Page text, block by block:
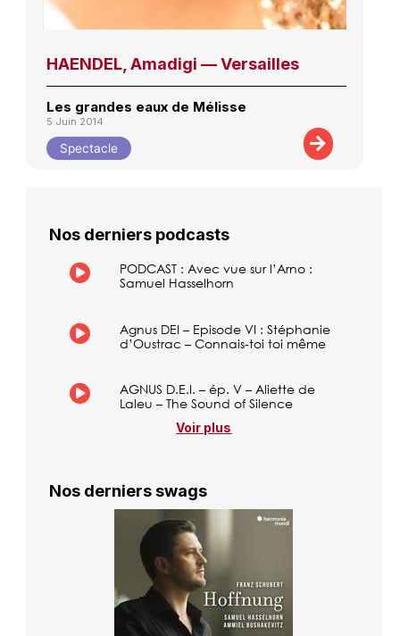
HAENDEL, Amadigi — Versailles
Les grandes eaux de Mélisse
5 Juin 2014
Spectacle
Nos derniers podcasts
PODCAST : Avec vue sur l’Arno :
Samuel Hasselhorn
Agnus DEI – Episode VI : Stéphanie
d’Oustrac – Connais-toi toi même
AGNUS D.E.I. – ép. V – Aliette de
Laleu – The Sound of Silence
Voir plus
Nos derniers swags